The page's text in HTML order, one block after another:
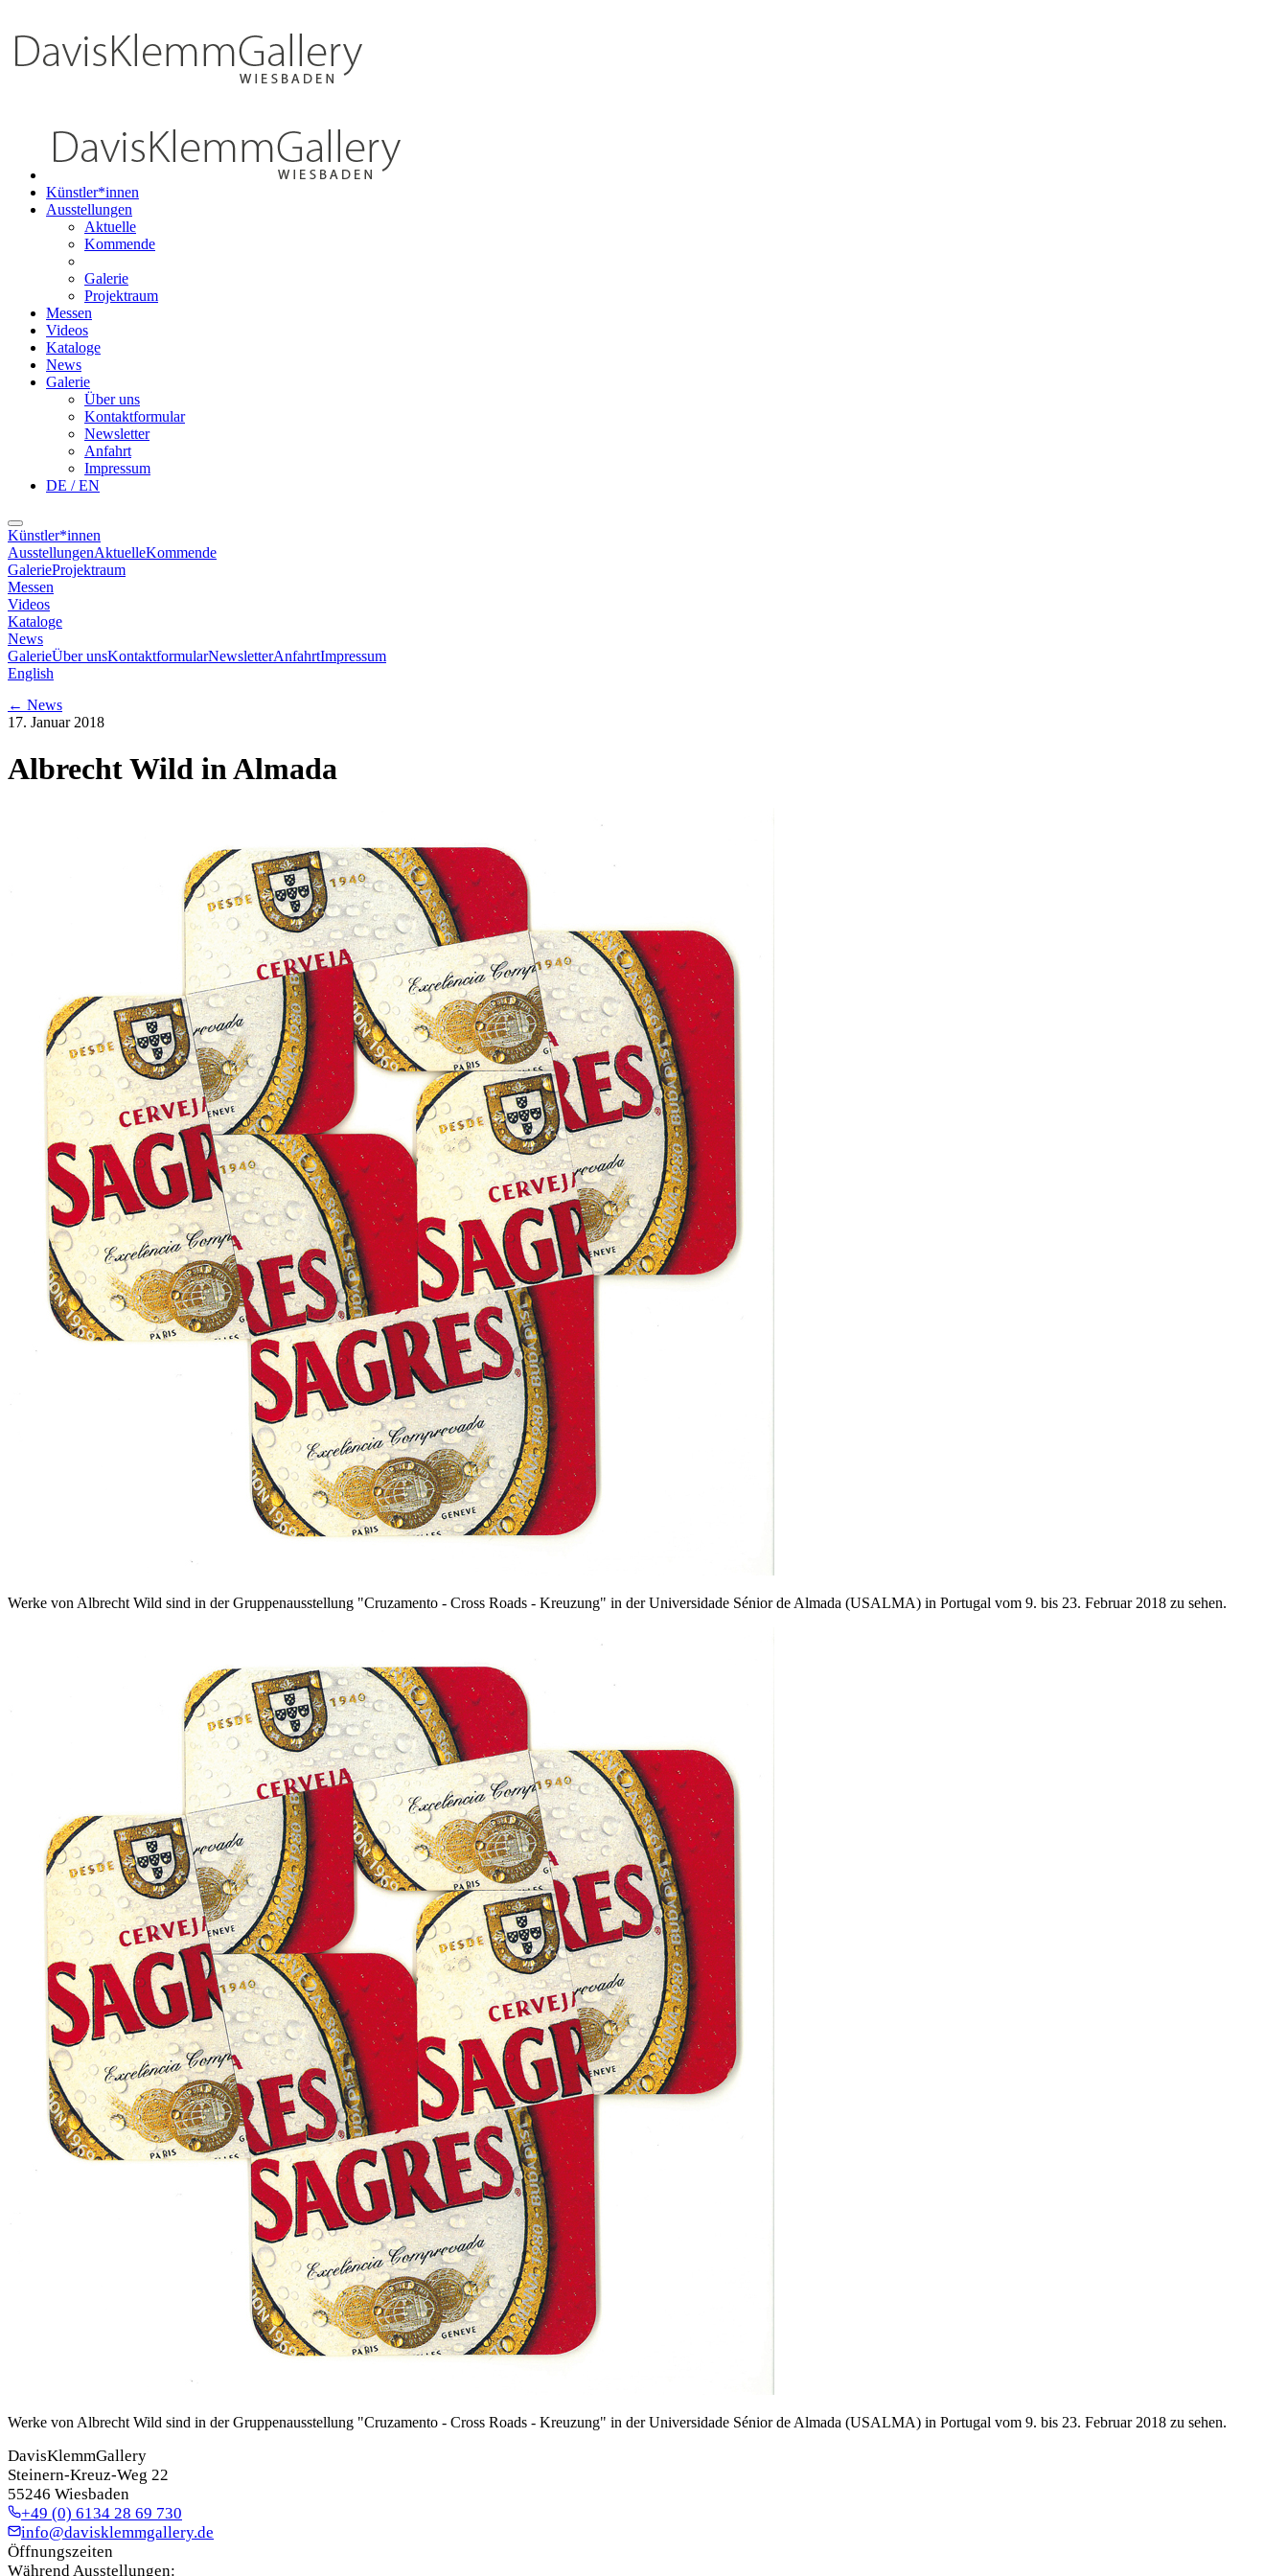
Künstler*innen
Ausstellungen
Aktuelle
Kommende
Galerie
Projektraum
Messen
Videos
Kataloge
News
Galerie
Über uns
Kontaktformular
Newsletter
Anfahrt
Impressum
DE / EN
Künstler*innen
AusstellungenAktuelleKommende
GalerieProjektraum
Messen
Videos
Kataloge
News
GalerieÜber unsKontaktformularNewsletterAnfahrtImpressum
English
← News
17. Januar 2018
Albrecht Wild in Almada
Werke von Albrecht Wild sind in der Gruppenausstellung "Cruzamento - Cross Roads - Kreuzung" in der Universidade Sénior de Almada (USALMA) in Portugal vom 9. bis 23. Februar 2018 zu sehen.
Werke von Albrecht Wild sind in der Gruppenausstellung "Cruzamento - Cross Roads - Kreuzung" in der Universidade Sénior de Almada (USALMA) in Portugal vom 9. bis 23. Februar 2018 zu sehen.
DavisKlemmGallery
Steinern-Kreuz-Weg 22
55246 Wiesbaden
+49 (0) 6134 28 69 730
info@davisklemmgallery.de
Öffnungszeiten
Während Ausstellungen: